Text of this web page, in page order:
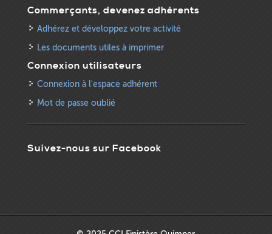
Commerçants, devenez adhérents
Adhérez et développez votre activité
Les documents utiles à imprimer
Connexion utilisateurs
Connexion à l'espace adhérent
Mot de passe oublié
Suivez-nous sur Facebook